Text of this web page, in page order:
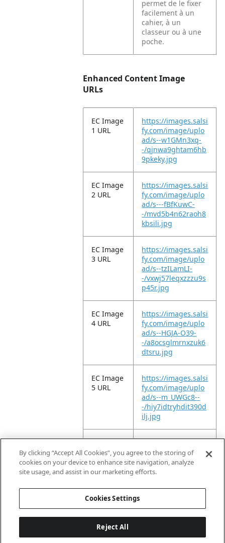
permet de le fixer
facilement à un
cahier, à un
classeur ou à une
poche.
Enhanced Content Image
URLs
EC Image
1 URL
https://images.salsi
fy.com/image/uplo
ad/s--w1GMn3xq-
-/qjnwa9ghtam6hb
9pkeky.jpg
EC Image
2 URL
https://images.salsi
fy.com/image/uplo
ad/s---fBfKuwC-
-/mvd5b4n62raoh8
kbsili.jpg
EC Image
3 URL
https://images.salsi
fy.com/image/uplo
ad/s--tzILamLI-
-/vxwj57leqxzzzu9s
p45r.jpg
EC Image
4 URL
https://images.salsi
fy.com/image/uplo
ad/s--HGJA-O39-
-/a8ocsglmrnxzuk6
dtsru.jpg
EC Image
5 URL
https://images.salsi
fy.com/image/uplo
ad/s--m_UWGc8--
-/hiy7idtryhdit390d
ilj.jpg
EC Image
6 URL
https://images.salsi
fy.com/image/uplo
ad/s--wLLdX7vZ-
-/vtf5cqgltreg0y2izt
By clicking “Accept All Cookies”, you agree to the storing of
cookies on your device to enhance site navigation, analyze
site usage, and assist in our marketing efforts.
Cookies Settings
Reject All